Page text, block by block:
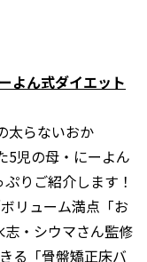
よん式ダイエット
らないおか
5児の母・にーよん
りご紹介します！
リューム満点「お
・シウマさん監修
る「骨盤矯正床バ